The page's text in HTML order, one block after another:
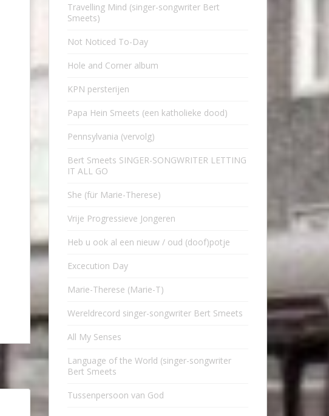
Travelling Mind (singer-songwriter Bert
Smeets)
Not Noticed To-Day
Hole and Corner album
KPN persterijen
Papa Hein Smeets (een katholieke dood)
Pennsylvania (vervolg)
Bert Smeets SINGER-SONGWRITER LETTING
IT ALL GO
She (für Marie-Therese)
Vrije Progressieve Jongeren
Heb u ook al een nieuw / oud (doof)potje
Excecution Day
Marie-Therese (Marie-T)
Wereldrecord singer-songwriter Bert Smeets
All My Senses
Language of the World (singer-songwriter
Bert Smeets
Tussenpersoon van God